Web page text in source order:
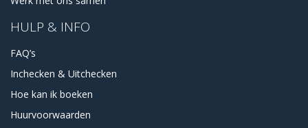
HULP & INFO
FAQ’s
Inchecken & Uitchecken
Hoe kan ik boeken
Huurvoorwaarden